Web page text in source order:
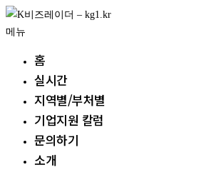
내
용
메뉴
홈
실시간
지역별/부처별
기업지원 칼럼
문의하기
소개